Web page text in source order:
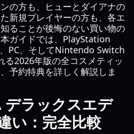
の方も、ヒューとダイアナの
新規プレイヤーの方も、各エ
ることが後悔のない買い物の
ガイドでは、PlayStation
PC、そしてNintendo Switch
る2026年版の全コスメティッ
予約特典を詳しく解説しま
デラックスエデ
い：完全比較